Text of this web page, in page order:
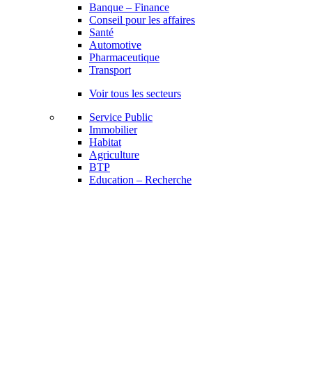
Banque – Finance
Conseil pour les affaires
Santé
Automotive
Pharmaceutique
Transport
Voir tous les secteurs
Service Public
Immobilier
Habitat
Agriculture
BTP
Education – Recherche